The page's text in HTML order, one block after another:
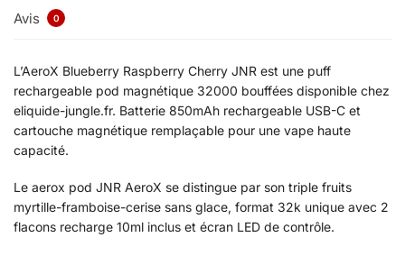
Avis 0
L’AeroX Blueberry Raspberry Cherry JNR est une puff
rechargeable pod magnétique 32000 bouffées disponible chez
eliquide-jungle.fr. Batterie 850mAh rechargeable USB-C et
cartouche magnétique remplaçable pour une vape haute
capacité.
Le aerox pod JNR AeroX se distingue par son triple fruits
myrtille-framboise-cerise sans glace, format 32k unique avec 2
flacons recharge 10ml inclus et écran LED de contrôle.